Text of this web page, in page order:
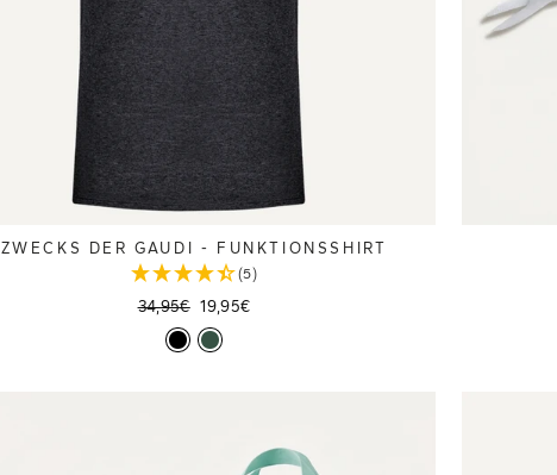
ZWECKS DER GAUDI - FUNKTIONSSHIRT
(5)
Normaler
Preis
34,95€ Sonderpreis
19,95€